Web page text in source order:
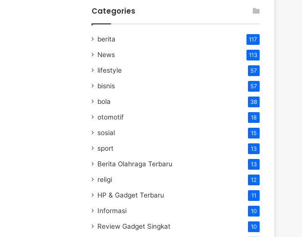
Categories
berita 117
News 113
lifestyle 57
bisnis 57
bola 38
otomotif 18
sosial 15
sport 13
Berita Olahraga Terbaru 13
religi 12
HP & Gadget Terbaru 11
Informasi 10
Review Gadget Singkat 10